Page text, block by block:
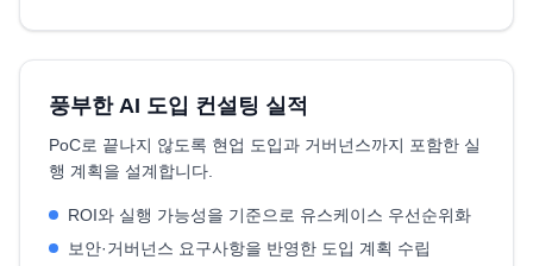
풍부한 AI 도입 컨설팅 실적
PoC로 끝나지 않도록 현업 도입과 거버넌스까지 포함한 실
행 계획을 설계합니다.
ROI와 실행 가능성을 기준으로 유스케이스 우선순위화
보안·거버넌스 요구사항을 반영한 도입 계획 수립